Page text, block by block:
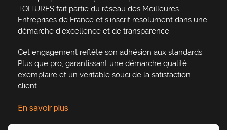
TOITURES fait partie du réseau des Meilleures
Entreprises de France et s’inscrit résolument dans une
démarche d’excellence et de transparence.
Cet engagement reflète son adhésion aux standards
Plus que pro, garantissant une démarche qualité
exemplaire et un véritable souci de la satisfaction
client.
En savoir plus